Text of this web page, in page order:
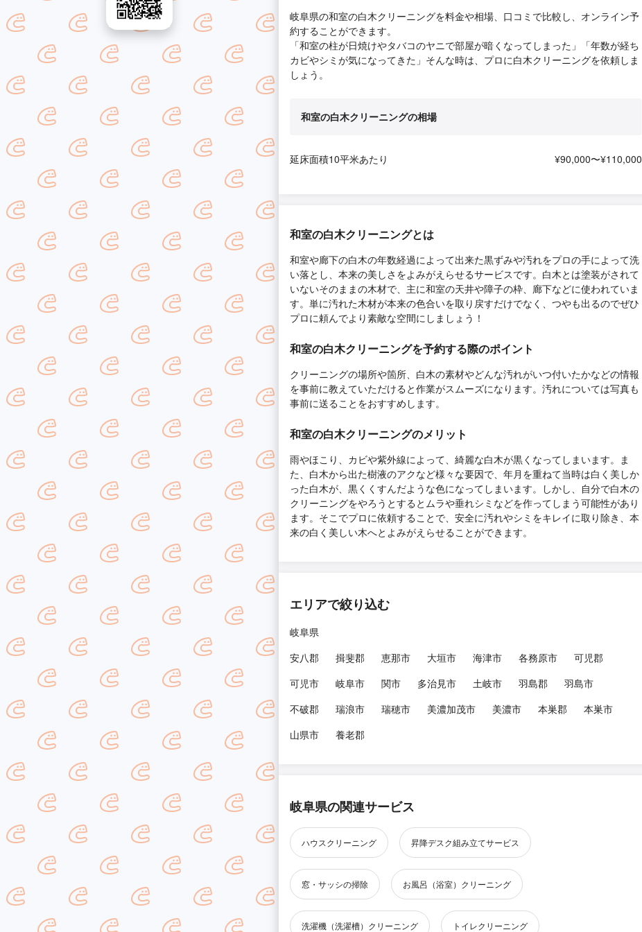
岐阜県の和室の白木クリーニングを料金や相場、口コミで比較し、オンライン予
約することができます。
「和室の柱が日焼けやタバコのヤニで部屋が暗くなってしまった」「年数が経ち
カビやシミが気になってきた」そんな時は、プロに白木クリーニングを依頼しま
しょう。
和室の白木クリーニングの相場
延床面積10平米あたり ¥90,000〜¥110,000
和室の白木クリーニングとは
和室や廊下の白木の年数経過によって出来た黒ずみや汚れをプロの手によって洗
い落とし、本来の美しさをよみがえらせるサービスです。白木とは塗装がされて
いないそのままの木材で、主に和室の天井や障子の枠、廊下などに使われていま
す。単に汚れた木材が本来の色合いを取り戻すだけでなく、つやも出るのでぜひ
プロに頼んでより素敵な空間にしましょう！
和室の白木クリーニングを予約する際のポイント
クリーニングの場所や箇所、白木の素材やどんな汚れがいつ付いたかなどの情報
を事前に教えていただけると作業がスムーズになります。汚れについては写真も
事前に送ることをおすすめします。
和室の白木クリーニングのメリット
雨やほこり、カビや紫外線によって、綺麗な白木が黒くなってしまいます。ま
た、白木から出た樹液のアクなど様々な要因で、年月を重ねて当時は白く美しか
った白木が、黒くくすんだような色になってしまいます。しかし、自分で白木の
クリーニングをやろうとするとムラや垂れシミなどを作ってしまう可能性があり
ます。そこでプロに依頼することで、安全に汚れやシミをキレイに取り除き、本
来の白く美しい木へとよみがえらせることができます。
エリアで絞り込む
岐阜県
安八郡
揖斐郡 恵那市 大垣市 海津市 各務原市
可児郡
可児市
岐阜市 関市 多治見市 土岐市 羽島郡
羽島市
不破郡
瑞浪市 瑞穂市 美濃加茂市 美濃市 本巣郡
本巣市
山県市
養老郡
岐阜県の関連サービス
ハウスクリーニング 昇降デスク組み立てサービス
窓・サッシの掃除 お風呂（浴室）クリーニング
洗濯機（洗濯槽）クリーニング トイレクリーニング